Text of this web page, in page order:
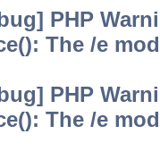
PHP
The /e
PHP
The /e